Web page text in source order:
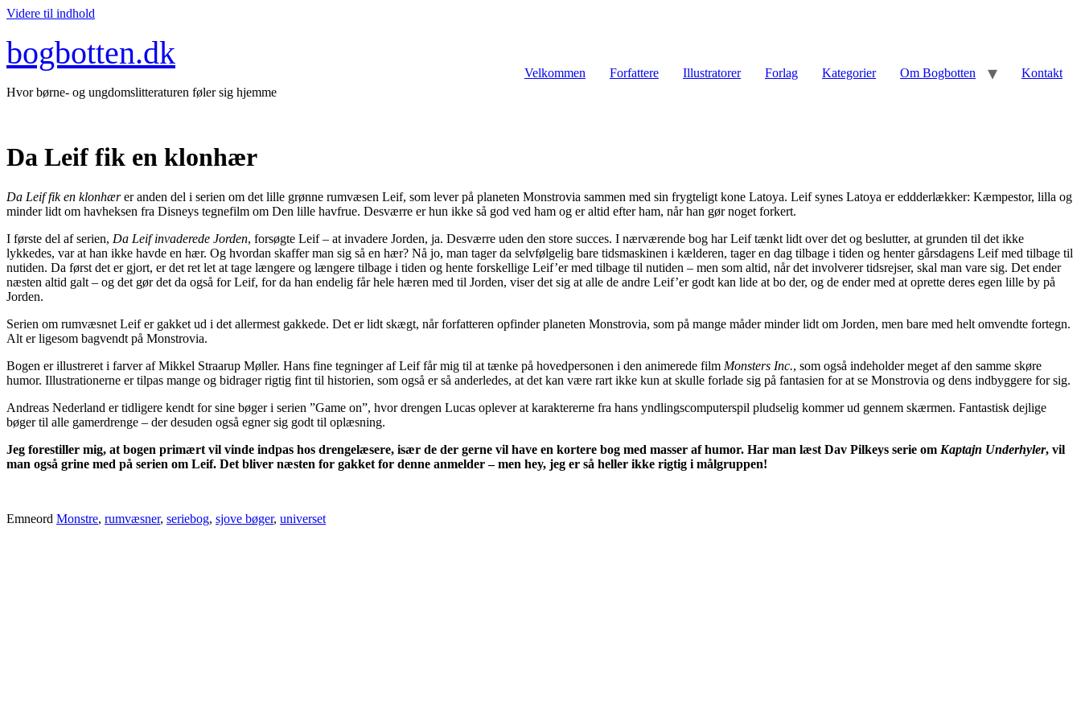
Videre til indhold
bogbotten.dk
Hvor børne- og ungdomslitteraturen føler sig hjemme
Velkommen Forfattere Illustratorer Forlag Kategorier Om Bogbotten Kontakt
Da Leif fik en klonhær
Da Leif fik en klonhærer anden del i serien om det lille grønne rumvæsen Leif, som lever på planeten Monstrovia sammen med sin frygteligt kone Latoya. Leif synes Latoya er eddderlækker: Kæmpestor, lilla og
minder lidt om havheksen fra Disneys tegnefilm om Den lille havfrue. Desværre er hun ikke så god ved ham og er altid efter ham, når han gør noget forkert.
I første del af serien, Da Leif invaderede Jorden, forsøgte Leif – at invadere Jorden, ja. Desværre uden den store succes. I nærværende bog har Leif tænkt lidt over det og beslutter, at grunden til det ikke
lykkedes, var at han ikke havde en hær. Og hvordan skaffer man sig så en hær? Nå jo, man tager da selvfølgelig bare tidsmaskinen i kælderen, tager en dag tilbage i tiden og henter gårsdagens Leif med tilbage til
nutiden. Da først det er gjort, er det ret let at tage længere og længere tilbage i tiden og hente forskellige Leif’er med tilbage til nutiden – men som altid, når det involverer tidsrejser, skal man vare sig. Det ender
næsten altid galt – og det gør det da også for Leif, for da han endelig får hele hæren med til Jorden, viser det sig at alle de andre Leif’er godt kan lide at bo der, og de ender med at oprette deres egen lille by på
Jorden.
Serien om rumvæsnet Leif er gakket ud i det allermest gakkede. Det er lidt skægt, når forfatteren opfinder planeten Monstrovia, som på mange måder minder lidt om Jorden, men bare med helt omvendte fortegn.
Alt er ligesom bagvendt på Monstrovia.
Bogen er illustreret i farver af Mikkel Straarup Møller. Hans fine tegninger af Leif får mig til at tænke på hovedpersonen i den animerede film Monsters Inc., som også indeholder meget af den samme skøre
humor. Illustrationerne er tilpas mange og bidrager rigtig fint til historien, som også er så anderledes, at det kan være rart ikke kun at skulle forlade sig på fantasien for at se Monstrovia og dens indbyggere for sig.
Andreas Nederland er tidligere kendt for sine bøger i serien ”Game on”, hvor drengen Lucas oplever at karaktererne fra hans yndlingscomputerspil pludselig kommer ud gennem skærmen. Fantastisk dejlige
bøger til alle gamerdrenge – der desuden også egner sig godt til oplæsning.
Jeg forestiller mig, at bogen primært vil vinde indpas hos drengelæsere, især de der gerne vil have en kortere bog med masser af humor. Har man læst Dav Pilkeys serie om Kaptajn Underhyler, vil
man også grine med på serien om Leif. Det bliver næsten for gakket for denne anmelder – men hey, jeg er så heller ikke rigtig i målgruppen!
Emneord Monstre, rumvæsner, seriebog, sjove bøger, universet